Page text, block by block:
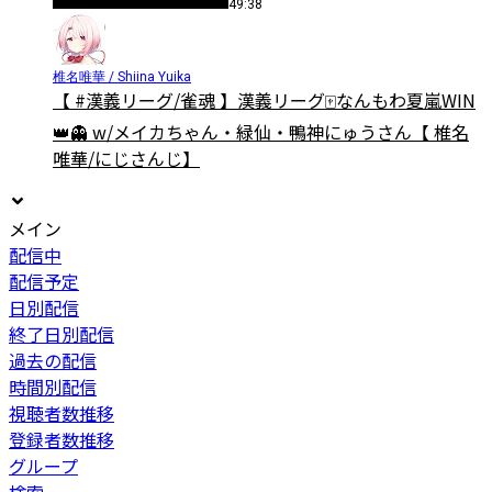
49:38
椎名唯華 / Shiina Yuika
【 #漢義リーグ/雀魂 】漢義リーグ🀄なんもわ夏嵐WIN
👑👻 w/メイカちゃん・緑仙・鴨神にゅうさん【 椎名
唯華/にじさんじ】
メイン
配信中
配信予定
日別配信
終了日別配信
過去の配信
時間別配信
視聴者数推移
登録者数推移
グループ